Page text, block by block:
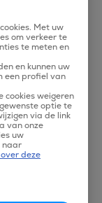
Kabul mag een
zeker niet
paleis, het graf
en het
Het Koninklijk
gebouw.
and Chicken
online
vliegticket is.
Met uw
om verkeer te
te meten en
en kunnen uw
een profiel van
cookies weigeren
optie te
via de link
van onze
uw
naar
deze